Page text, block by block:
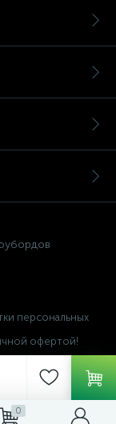
0
персональных
офертой!